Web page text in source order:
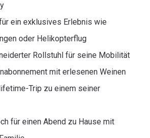
ein exklusives Erlebnis wie
oder Helikopterflug
Rollstuhl für seine Mobilität
mit erlesenen Weinen
Trip zu einem seiner
für einen Abend zu Hause mit